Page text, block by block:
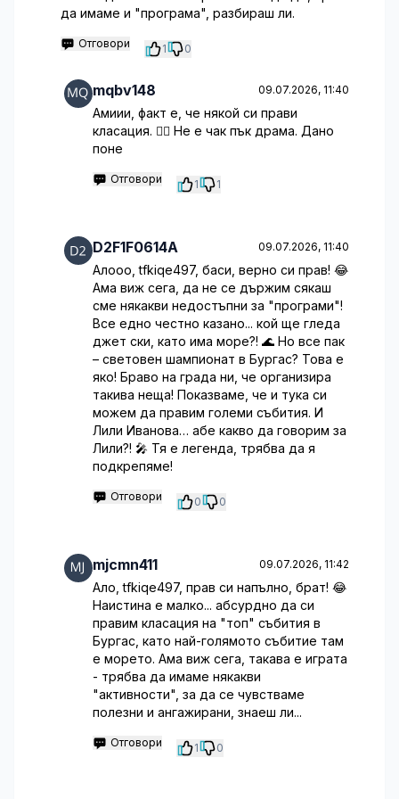
да имаме и "програма", разбираш ли.
Отговори 1 0
mqbv148 09.07.2026, 11:40
Амиии, факт е, че някой си прави
класация. 🤷‍♀️ Не е чак пък драма. Дано
поне
Отговори 1 1
D2F1F0614A 09.07.2026, 11:40
Алооо, tfkiqe497, баси, верно си прав! 😂
Ама виж сега, да не се държим сякаш
сме някакви недостъпни за "програми"!
Все едно честно казано... кой ще гледа
джет ски, като има море?! 🌊 Но все пак
– световен шампионат в Бургас? Това е
яко! Браво на града ни, че организира
такива неща! Показваме, че и тука си
можем да правим големи събития. И
Лили Иванова… абе какво да говорим за
Лили?! 🎤 Тя е легенда, трябва да я
подкрепяме!
Отговори 0 0
mjcmn411 09.07.2026, 11:42
Ало, tfkiqe497, прав си напълно, брат! 😂
Наистина е малко... абсурдно да си
правим класация на "топ" събития в
Бургас, като най-голямото събитие там
е морето. Ама виж сега, такава е играта
- трябва да имаме някакви
"активности", за да се чувстваме
полезни и ангажирани, знаеш ли...
Отговори 1 0